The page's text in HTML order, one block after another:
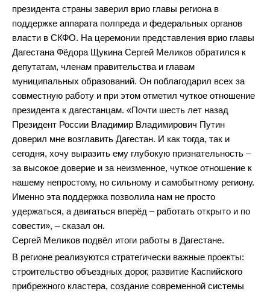
президента страны заверил врио главы региона в
поддержке аппарата полпреда и федеральных органов
власти в СКФО. На церемонии представления врио главы
Дагестана Фёдора Щукина Сергей Меликов обратился к
депутатам, членам правительства и главам
муниципальных образований. Он поблагодарил всех за
совместную работу и при этом отметил чуткое отношение
президента к дагестанцам. «Почти шесть лет назад
Президент России Владимир Владимирович Путин
доверил мне возглавить Дагестан. И как тогда, так и
сегодня, хочу выразить ему глубокую признательность –
за высокое доверие и за неизменное, чуткое отношение к
нашему непростому, но сильному и самобытному региону.
Именно эта поддержка позволила нам не просто
удержаться, а двигаться вперёд – работать открыто и по
совести», – сказал он.
Сергей Меликов подвёл итоги работы в Дагестане.
В регионе реализуются стратегически важные проекты:
строительство объездных дорог, развитие Каспийского
прибрежного кластера, создание современной системы